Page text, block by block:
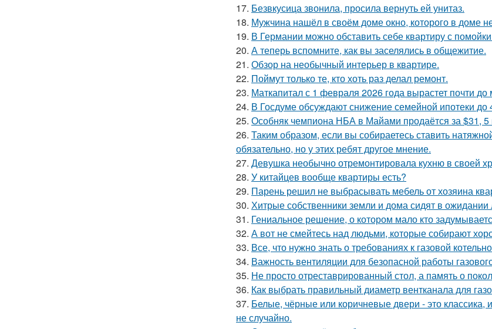
17. Безвкусица звонила, просила вернуть ей унитаз.
18. Мужчина нашёл в своём доме окно, которого в доме
19. В Германии можно обставить себе квартиру с
20. А теперь вспомните, как вы заселялись в общежитие.
21. Обзор на необычный интерьер в квартире.
22. Поймут только те, кто хоть раз делал ремонт.
23. Маткапитал с 1 февраля 2026 года вырастет почти до
24. В Госдуме обсуждают снижение семейной ипотеки до
25. Особняк чемпиона НБА в Майами продаётся за $31, 5
26. Таким образом, если вы собираетесь ставить
обязательно, но у этих ребят другое мнение.
27. Девушка необычно отремонтировала кухню в своей
28. У китайцев вообще квартиры есть?
29. Парень решил не выбрасывать мебель от хозяина
30. Хитрые собственники земли и дома сидят в
31. Гениальное решение, о котором мало кто
32. А вот не смейтесь над людьми, которые собирают
33. Все, что нужно знать о требованиях к газовой
34. Важность вентиляции для безопасной работы
35. Не просто отреставрированный стол, а память о
36. Как выбрать правильный диаметр вентканала для
37. Белые, чёрные или коричневые двери - это
не случайно.